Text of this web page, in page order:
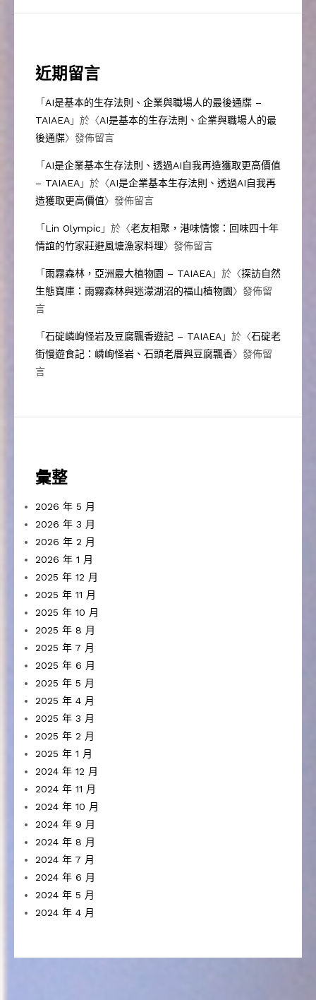
近期留言
「 AI是基本的生存法則、企業與職場人的最後通牒 –
TAIAEA」於〈AI是基本的生存法則、企業與職場人的最
後通牒〉發佈留言
「 AI是企業基本生存法則、透過AI自我再造獲取更高價值
– TAIAEA」於〈AI是企業基本生存法則、透過AI自我再
造獲取更高價值〉發佈留言
「 Lin Olympic 」於〈老友相聚，港味情懷：回味四十年
情誼的竹家莊避風塘漁家料理〉發佈留言
「雨霧森林，亞洲最大植物園 – TAIAEA」於〈探訪自然
生態寶庫：雨霧森林與迷濛湖沼的福山植物園〉發佈留
言
「石碇嶙峋怪岩及豆腐飄香遊記 – TAIAEA」於〈石碇老
街慢遊食記：嶙峋怪岩、石頭老厝與豆腐飄香〉發佈留
言
彙整
2026 年 5 月
2026 年 3 月
2026 年 2 月
2026 年 1 月
2025 年 12 月
2025 年 11 月
2025 年 10 月
2025 年 8 月
2025 年 7 月
2025 年 6 月
2025 年 5 月
2025 年 4 月
2025 年 3 月
2025 年 2 月
2025 年 1 月
2024 年 12 月
2024 年 11 月
2024 年 10 月
2024 年 9 月
2024 年 8 月
2024 年 7 月
2024 年 6 月
2024 年 5 月
2024 年 4 月